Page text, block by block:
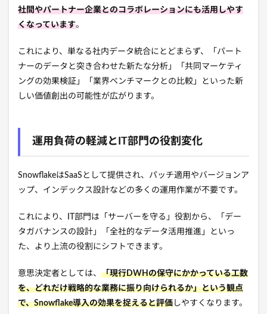
社間やパートナー企業とのコラボレーションにも活用しやす
くなっています。
これにより、単なる社内データ統合にとどまらず、「パート
ナーのデータと突き合わせた新たな分析」「共同マーケティ
ングの効果検証」「業界ベンチマークとの比較」といった新
しい価値創出の可能性が広がります。
運用負荷の軽減とIT部門の役割変化
SnowflakeはSaaSとして提供され、パッチ適用やバージョンア
ップ、インデックス設計などの多くの運用作業が不要です。
これにより、IT部門は「サーバーを守る」役割から、「デー
タガバナンスの設計」「全社的なデータ活用推進」といっ
た、より上流の役割にシフトできます。
意思決定者としては、 「現行DWHの保守にかかっている工数
を、どれだけ戦略的な業務に振り向けられるか」という観点
で、Snowflake導入の効果を捉えると評価 しやすくなります。